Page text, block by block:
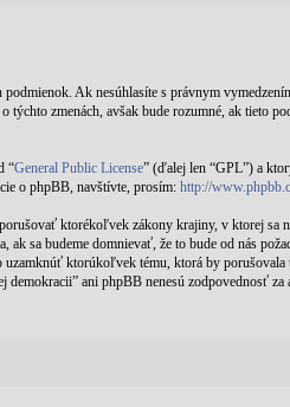
Ak nesúhlasíte s právnym
zmenách, avšak bude rozumné, ak tieto
“General Public License” (ďalej len “GPL”) a
o phpBB, navštívte, prosím: http://
ktorékoľvek zákony krajiny, v ktorej sa
sa budeme domnievať, že to bude od nás
ktorúkoľvek tému, ktorá by
demokracii” ani phpBB nenesú zodpovednosť